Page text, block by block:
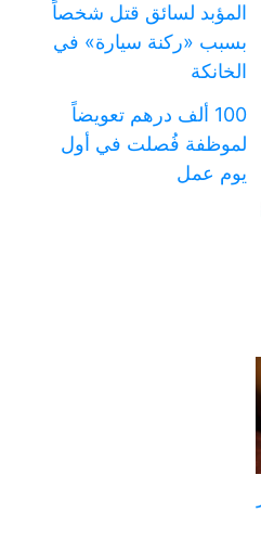
المؤبد لسائق قتل شخصاً
بسبب «ركنة سيارة» في
الخانكة
100 ألف درهم تعويضاً
لموظفة فُصلت في أول
يوم عمل